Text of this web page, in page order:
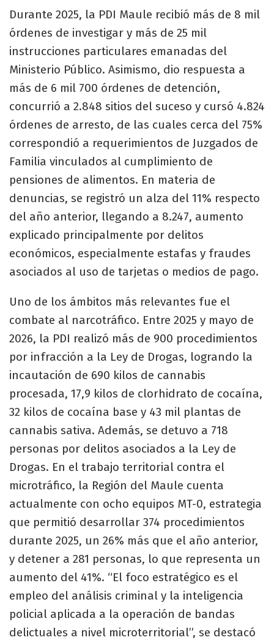
Durante 2025, la PDI Maule recibió más de 8 mil
órdenes de investigar y más de 25 mil
instrucciones particulares emanadas del
Ministerio Público. Asimismo, dio respuesta a
más de 6 mil 700 órdenes de detención,
concurrió a 2.848 sitios del suceso y cursó 4.824
órdenes de arresto, de las cuales cerca del 75%
correspondió a requerimientos de Juzgados de
Familia vinculados al cumplimiento de
pensiones de alimentos. En materia de
denuncias, se registró un alza del 11% respecto
del año anterior, llegando a 8.247, aumento
explicado principalmente por delitos
económicos, especialmente estafas y fraudes
asociados al uso de tarjetas o medios de pago.
Uno de los ámbitos más relevantes fue el
combate al narcotráfico. Entre 2025 y mayo de
2026, la PDI realizó más de 900 procedimientos
por infracción a la Ley de Drogas, logrando la
incautación de 690 kilos de cannabis
procesada, 17,9 kilos de clorhidrato de cocaína,
32 kilos de cocaína base y 43 mil plantas de
cannabis sativa. Además, se detuvo a 718
personas por delitos asociados a la Ley de
Drogas. En el trabajo territorial contra el
microtráfico, la Región del Maule cuenta
actualmente con ocho equipos MT-0, estrategia
que permitió desarrollar 374 procedimientos
durante 2025, un 26% más que el año anterior,
y detener a 281 personas, lo que representa un
aumento del 41%. “El foco estratégico es el
empleo del análisis criminal y la inteligencia
policial aplicada a la operación de bandas
delictuales a nivel microterritorial”, se destacó